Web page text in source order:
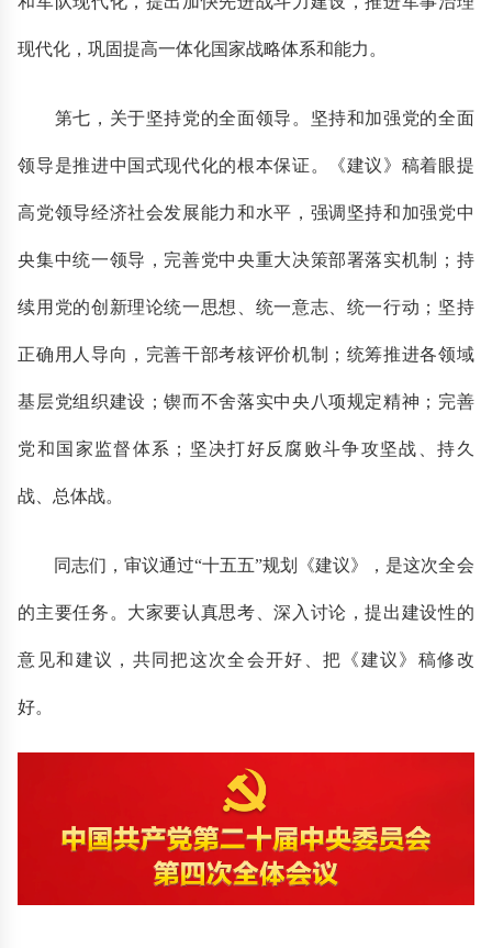
现代化，巩固提高一体化国家战略体系和能力。
第七，关于坚持党的全面领导。坚持和加强党的全面
领导是推进中国式现代化的根本保证。《建议》稿着眼提
高党领导经济社会发展能力和水平，强调坚持和加强党中
央集中统一领导，完善党中央重大决策部署落实机制；持
续用党的创新理论统一思想、统一意志、统一行动；坚持
正确用人导向，完善干部考核评价机制；统筹推进各领域
基层党组织建设；锲而不舍落实中央八项规定精神；完善
党和国家监督体系；坚决打好反腐败斗争攻坚战、持久
战、总体战。
同志们，审议通过“十五五”规划《建议》，是这次全会
的主要任务。大家要认真思考、深入讨论，提出建设性的
意见和建议，共同把这次全会开好、把《建议》稿修改
好。